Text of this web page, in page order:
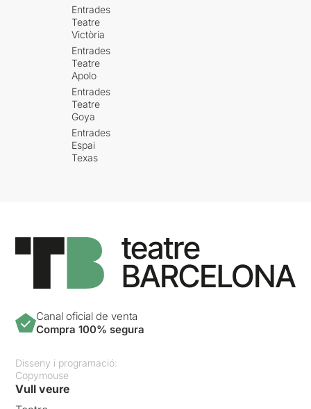
Entrades
Teatre
Victòria
Entrades
Teatre
Apolo
Entrades
Teatre
Goya
Entrades
Espai
Texas
Canal oficial de venta
Compra 100% segura
Disseny i programació:
Copymouse
Vull veure